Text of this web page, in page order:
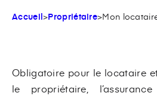
Accueil>Propriétaire>Mon
Obligatoire pour le locataire
le propriétaire,